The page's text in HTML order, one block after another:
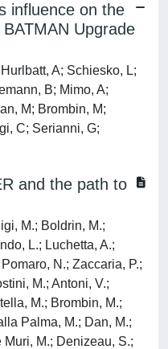
influence on the
Upgrade
A; Schiesko, L;
B; Mimo, A;
M; Brombin, M;
C; Serianni, G;
and the path to
M.; Boldrin, M.;
L.; Luchetta, A.;
N.; Zaccaria, P.;
M.; Antoni, V.;
M.; Brombin, M.;
Palma, M.; Dan, M.;
M.; Denizeau, S.;